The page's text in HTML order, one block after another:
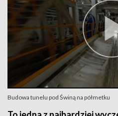
Budowa tunelu pod Świną na półmetku